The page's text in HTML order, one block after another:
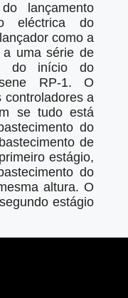
lançamento
eléctrica do
como a
a uma série de
do início do
RP-1. O
controladores a
se tudo está
do
de
estágio,
do
altura. O
estágio